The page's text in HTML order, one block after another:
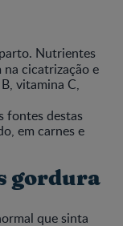
Nutrientes
na cicatrização e
vitamina C,
fontes destas
em carnes e
gordura
que sinta